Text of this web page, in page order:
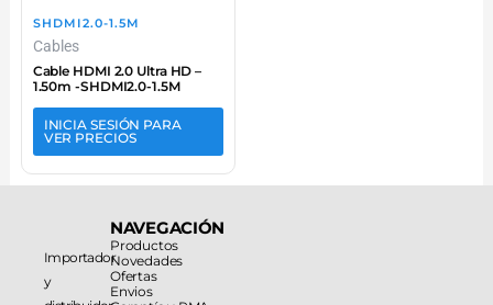
SHDMI2.0-1.5M
Cables
Cable HDMI 2.0 Ultra HD –
1.50m -SHDMI2.0-1.5M
INICIA SESIÓN PARA
VER PRECIOS
Importador
y
NAVEGACIÓN
Productos
Novedades
Ofertas
Envios